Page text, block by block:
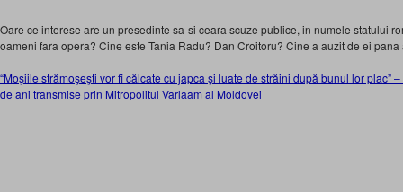
Oare ce interese are un presedinte sa-si ceara scuze publice, in numele statului
oameni fara opera? Cine este Tania Radu? Dan Croitoru? Cine a auzit de ei
“Moşiile strămoşeşti vor fi călcate cu japca şi luate de străini după bunul lor plac”
de ani transmise prin Mitropolitul Varlaam al Moldovei